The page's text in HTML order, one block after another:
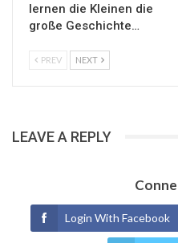
lernen die Kleinen die
große Geschichte…
PREV NEXT
LEAVE A REPLY
Login With Facebook